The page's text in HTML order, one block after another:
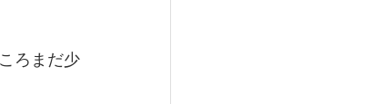
ろまだ少